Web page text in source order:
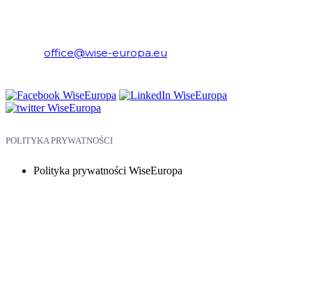
office@wise-europa.eu
POLITYKA PRYWATNOŚCI
Polityka prywatności WiseEuropa